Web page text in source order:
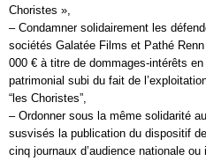
Choristes »,
– Condamner solidairement les
sociétés Galatée Films et Pathé
000 € à titre de dommages-intérêts
patrimonial subi du fait de
“les Choristes”,
– Ordonner sous la même solidarité
susvisés la publication du dispositif
cinq journaux d’audience nationale